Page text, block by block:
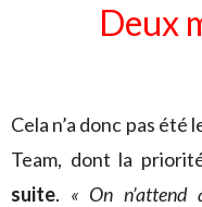
Deux
Cela n’a donc pas
Team, dont la
suite. « On n’attend